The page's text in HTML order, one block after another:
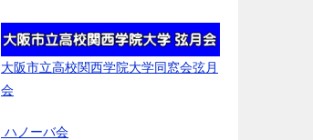
大阪市立高校関西学院大学同窓会弦月
会
ハノーバ会